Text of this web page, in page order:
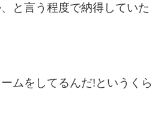
と言う程度で納得していた
ムをしてるんだ!というくら